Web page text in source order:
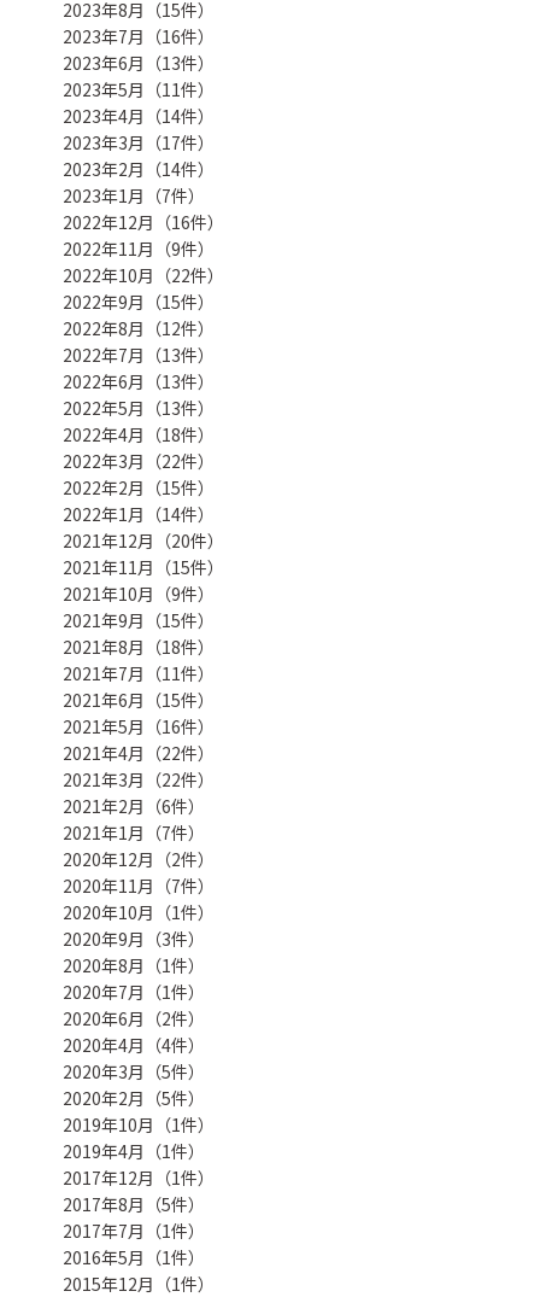
2023年8月（15件）
2023年7月（16件）
2023年6月（13件）
2023年5月（11件）
2023年4月（14件）
2023年3月（17件）
2023年2月（14件）
2023年1月（7件）
2022年12月（16件）
2022年11月（9件）
2022年10月（22件）
2022年9月（15件）
2022年8月（12件）
2022年7月（13件）
2022年6月（13件）
2022年5月（13件）
2022年4月（18件）
2022年3月（22件）
2022年2月（15件）
2022年1月（14件）
2021年12月（20件）
2021年11月（15件）
2021年10月（9件）
2021年9月（15件）
2021年8月（18件）
2021年7月（11件）
2021年6月（15件）
2021年5月（16件）
2021年4月（22件）
2021年3月（22件）
2021年2月（6件）
2021年1月（7件）
2020年12月（2件）
2020年11月（7件）
2020年10月（1件）
2020年9月（3件）
2020年8月（1件）
2020年7月（1件）
2020年6月（2件）
2020年4月（4件）
2020年3月（5件）
2020年2月（5件）
2019年10月（1件）
2019年4月（1件）
2017年12月（1件）
2017年8月（5件）
2017年7月（1件）
2016年5月（1件）
2015年12月（1件）